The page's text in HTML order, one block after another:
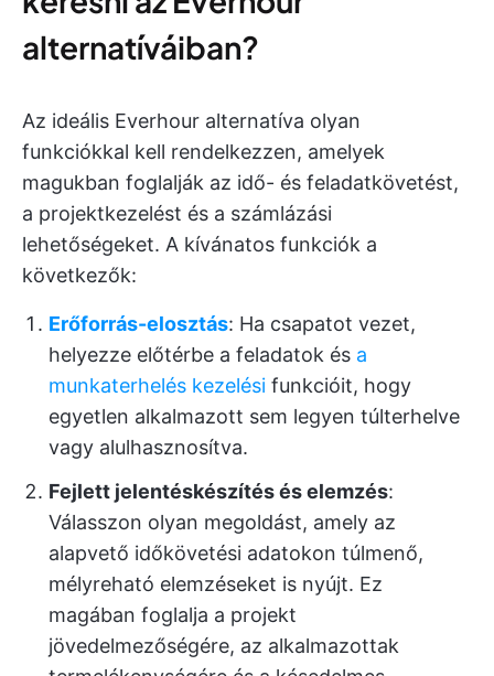
alternatíváiban?
Az ideális Everhour alternatíva olyan
funkciókkal kell rendelkezzen, amelyek
magukban foglalják az idő- és feladatkövetést,
a projektkezelést és a számlázási
lehetőségeket. A kívánatos funkciók a
következők:
Erőforrás-elosztás: Ha csapatot vezet,
helyezze előtérbe a feladatok és a
munkaterhelés kezelési funkcióit, hogy
egyetlen alkalmazott sem legyen túlterhelve
vagy alulhasznosítva.
Fejlett jelentéskészítés és elemzés:
Válasszon olyan megoldást, amely az
alapvető időkövetési adatokon túlmenő,
mélyreható elemzéseket is nyújt. Ez
magában foglalja a projekt
jövedelmezőségére, az alkalmazottak